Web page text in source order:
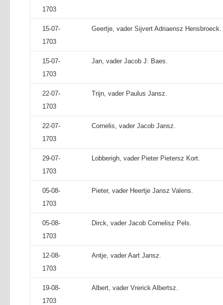
1703
15-07-
1703
Geertje, vader Sijvert Adriaensz Hensbroeck.
15-07-
1703
Jan, vader Jacob J: Baes.
22-07-
1703
Trijn, vader Paulus Jansz.
22-07-
1703
Cornelis, vader Jacob Jansz.
29-07-
1703
Lobberigh, vader Pieter Pietersz Kort.
05-08-
1703
Pieter, vader Heertje Jansz Valens.
05-08-
1703
Dirck, vader Jacob Cornelisz Pels.
12-08-
1703
Antje, vader Aart Jansz.
19-08-
1703
Albert, vader Vrerick Albertsz.